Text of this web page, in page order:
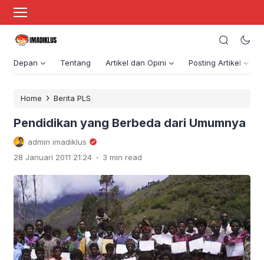
Depan Tentang Artikel dan Opini Posting Artikel
Home › Berita PLS
Pendidikan yang Berbeda dari Umumnya
admin imadiklus
28 Januari 2011 21:24 . 3 min read